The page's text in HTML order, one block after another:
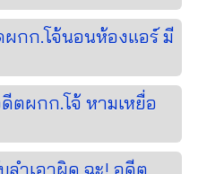
กก.โจ้นอนห้องแอร์ มี
ตผกก.โจ้ หามเหยื่อ
ลำเอาผิด ฉะ! อดีต